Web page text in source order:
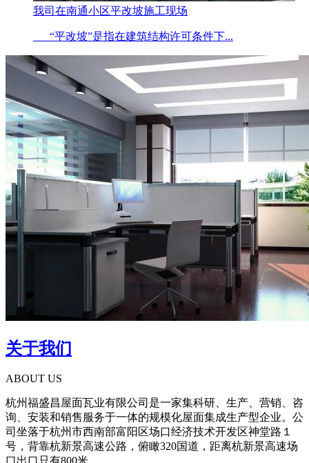
我司在南通小区平改坡施工现场
“平改坡”是指在建筑结构许可条件下...
关于我们
ABOUT US
杭州福盛昌屋面瓦业有限公司是一家集科研、生产、营销、咨
询、安装和销售服务于一体的规模化屋面集成生产型企业。公
司坐落于杭州市西南部富阳区场口经济技术开发区神堂路１
号，背靠杭新景高速公路，俯瞰320国道，距离杭新景高速场